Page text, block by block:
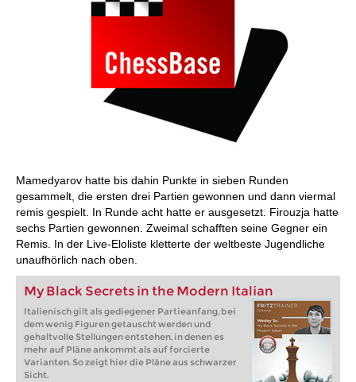
Mamedyarov hatte bis dahin Punkte in sieben Runden
gesammelt, die ersten drei Partien gewonnen und dann viermal
remis gespielt. In Runde acht hatte er ausgesetzt. Firouzja hatte
sechs Partien gewonnen. Zweimal schafften seine Gegner ein
Remis. In der Live-Eloliste kletterte der weltbeste Jugendliche
unaufhörlich nach oben.
My Black Secrets in the Modern Italian
Italienisch gilt als gediegener Partieanfang, bei
dem wenig Figuren getauscht werden und
gehaltvolle Stellungen entstehen, in denen es
mehr auf Pläne ankommt als auf forcierte
Varianten. So zeigt hier die Pläne aus schwarzer
Sicht.